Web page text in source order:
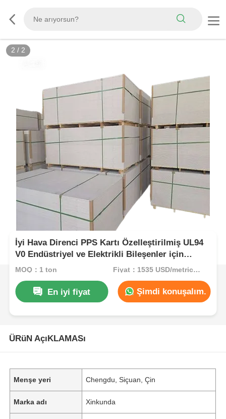
2 / 2
İyi Hava Direnci PPS Kartı Özelleştirilmiş UL94
V0 Endüstriyel ve Elektrikli Bileşenler için
Önerilen Yanıcılık Derecesi
MOQ：1 ton Fiyat：1535 USD/metric ton (current price)
En iyi fiyat Şimdi konuşalım.
ÜRüN AçıKLAMASı
Menşe yeri Chengdu, Siçuan, Çin
Marka adı Xinkunda